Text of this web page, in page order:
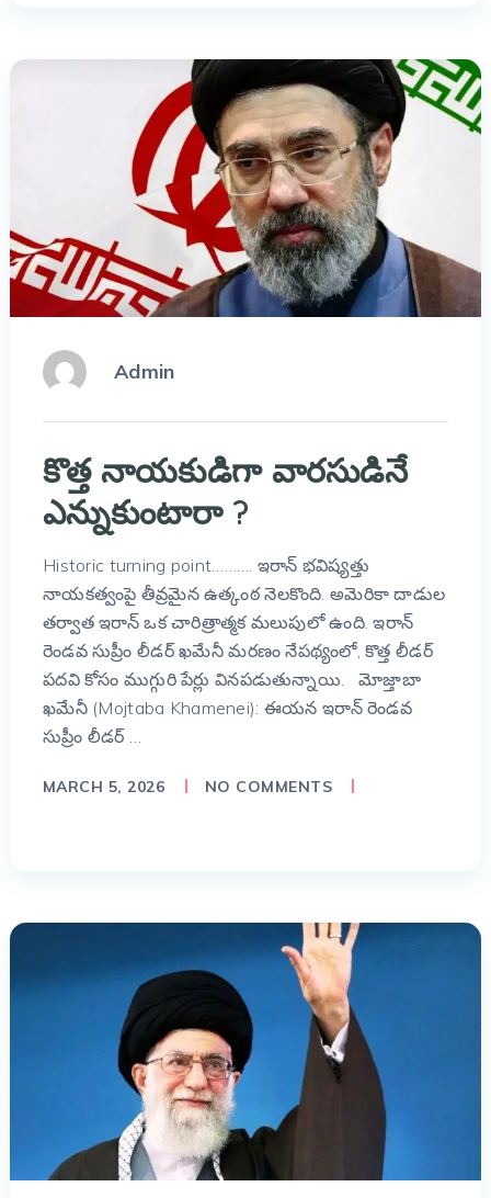
Admin
కొత్త నాయకుడిగా వారసుడినే
ఎన్నుకుంటారా ?
Historic turning point………. ఇరాన్ భవిష్యత్తు
నాయకత్వంపై తీవ్రమైన ఉత్కంఠ నెలకొంది. అమెరికా దాడుల
తర్వాత ఇరాన్ ఒక చారిత్రాత్మక మలుపులో ఉంది. ఇరాన్
రెండవ సుప్రీం లీడర్ ఖమేనీ మరణం నేపథ్యంలో, కొత్త లీడర్
పదవి కోసం ముగ్గురి పేర్లు వినపడుతున్నాయి. మోజ్తాబా
ఖమేనీ (Mojtaba Khamenei): ఈయన ఇరాన్ రెండవ
సుప్రీం లీడర్ …
MARCH 5, 2026 NO COMMENTS